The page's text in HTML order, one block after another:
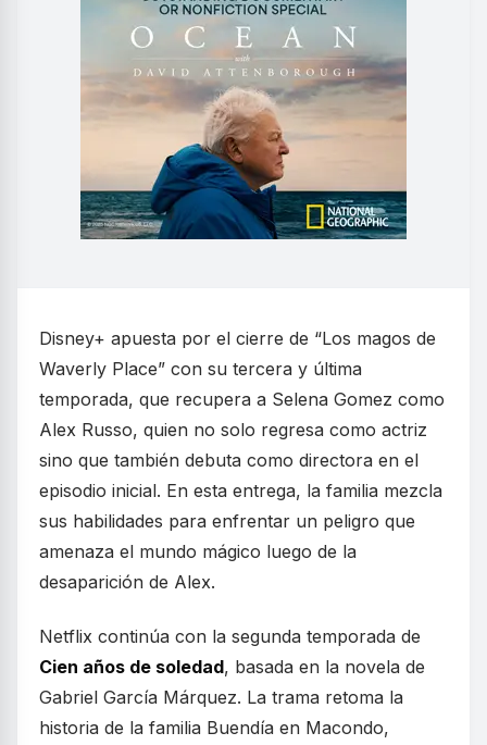
Disney+ apuesta por el cierre de “Los magos de
Waverly Place” con su tercera y última
temporada, que recupera a Selena Gomez como
Alex Russo, quien no solo regresa como actriz
sino que también debuta como directora en el
episodio inicial. En esta entrega, la familia mezcla
sus habilidades para enfrentar un peligro que
amenaza el mundo mágico luego de la
desaparición de Alex.
Netflix continúa con la segunda temporada de
Cien años de soledad, basada en la novela de
Gabriel García Márquez. La trama retoma la
historia de la familia Buendía en Macondo,